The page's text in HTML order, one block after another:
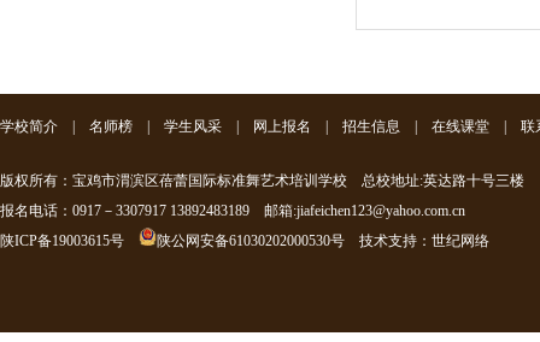
学校简介 名师榜 学生风采 网上报名 招生信息 在线课堂 联
版权所有：宝鸡市渭滨区蓓蕾国际标准舞艺术培训学校 总校地址:英达路十号三楼
报名电话：0917－3307917 13892483189 邮箱:jiafeichen123@yahoo.com.cn
陕ICP备19003615号
陕公网安备61030202000530号 技术支持 ： 世纪网络